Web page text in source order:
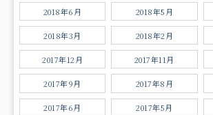
2018年6月 2018年5月
2018年3月 2018年2月
2017年12月 2017年11月
2017年9月 2017年8月
2017年6月 2017年5月